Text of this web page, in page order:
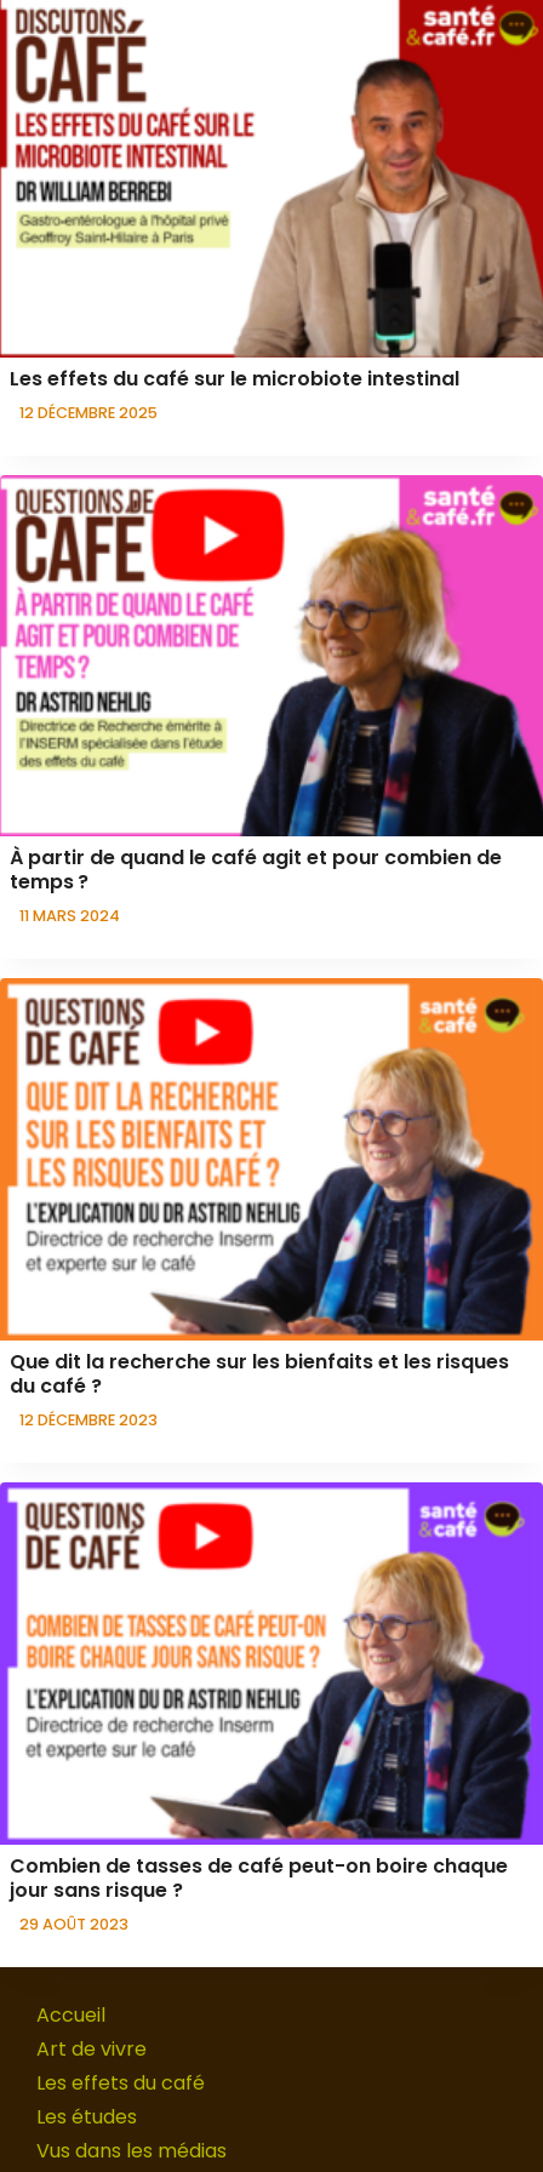
Les effets du café sur le microbiote intestinal
12 DÉCEMBRE 2025
À partir de quand le café agit et pour combien de
temps ?
11 MARS 2024
Que dit la recherche sur les bienfaits et les risques
du café ?
12 DÉCEMBRE 2023
Combien de tasses de café peut-on boire chaque
jour sans risque ?
29 AOÛT 2023
Accueil
Art de vivre
Les effets du café
Les études
Vus dans les médias